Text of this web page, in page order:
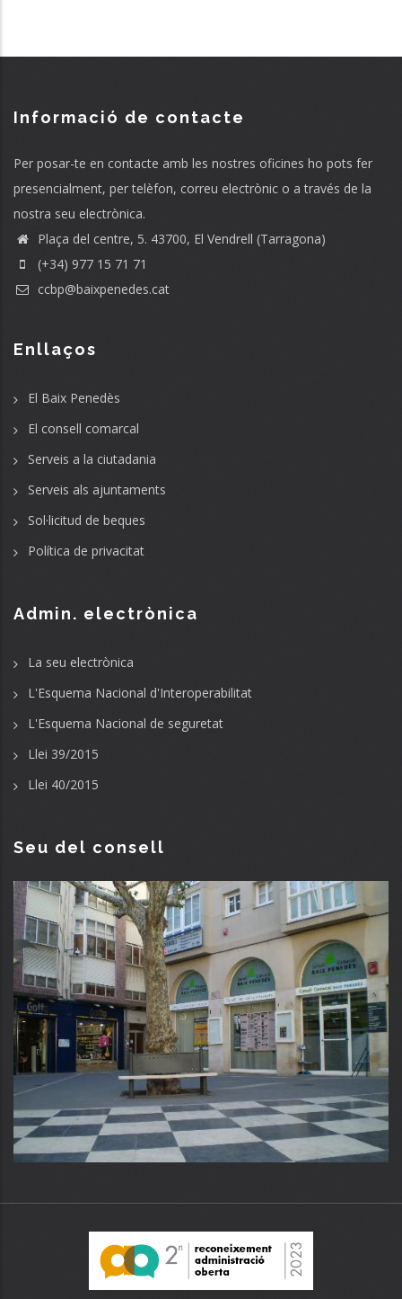
Informació de contacte
Per posar-te en contacte amb les nostres oficines ho pots fer
presencialment, per telèfon, correu electrònic o a través de la
nostra seu electrònica.
Plaça del centre, 5. 43700, El Vendrell (Tarragona)
(+34) 977 15 71 71
ccbp@baixpenedes.cat
Enllaços
El Baix Penedès
El consell comarcal
Serveis a la ciutadania
Serveis als ajuntaments
Sol·licitud de beques
Política de privacitat
Admin. electrònica
La seu electrònica
L'Esquema Nacional d'Interoperabilitat
L'Esquema Nacional de seguretat
Llei 39/2015
Llei 40/2015
Seu del consell